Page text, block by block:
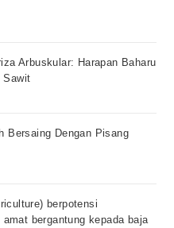
Arbuskular: Harapan Baharu
Sawit
Bersaing Dengan Pisang
berpotensi
bergantung kepada baja